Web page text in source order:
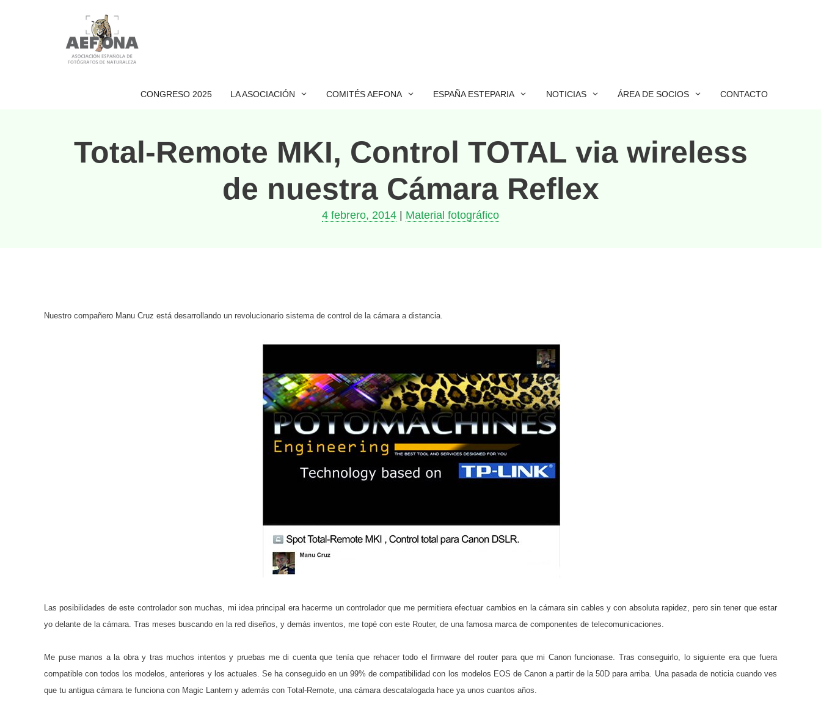
CONGRESO 2025 LA ASOCIACIÓN COMITÉS AEFONA ESPAÑA ESTEPARIA NOTICIAS ÁREA DE SOCIOS CONTACTO
Total-Remote MKI, Control TOTAL via wireless
de nuestra Cámara Reflex
4 febrero, 2014 Material fotográfico
Nuestro compañero Manu Cruz está desarrollando un revolucionario sistema de control de la cámara a distancia.
Las posibilidades de este controlador son muchas, mi idea principal era hacerme un controlador que me permitiera efectuar cambios en la cámara sin cables y con absoluta rapidez, pero sin tener que estar
yo delante de la cámara. Tras meses buscando en la red diseños, y demás inventos, me topé con este Router, de una famosa marca de componentes de telecomunicaciones.
Me puse manos a la obra y tras muchos intentos y pruebas me di cuenta que tenía que rehacer todo el firmware del router para que mi Canon funcionase. Tras conseguirlo, lo siguiente era que fuera
compatible con todos los modelos, anteriores y los actuales. Se ha conseguido en un 99% de compatibilidad con los modelos EOS de Canon a partir de la 50D para arriba. Una pasada de noticia cuando ves
que tu antigua cámara te funciona con Magic Lantern y además con Total-Remote, una cámara descatalogada hace ya unos cuantos años.